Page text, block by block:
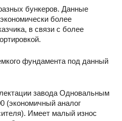
бункеров. Данные
более
в связи с более
фундамента под данный
завода Одновальным
(экономичный аналог
Имеет малый износ